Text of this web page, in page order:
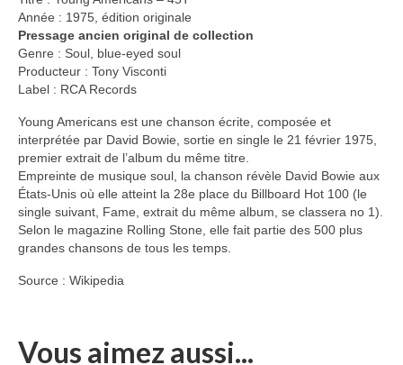
Année : 1975, édition originale
Pressage ancien original de collection
Genre : Soul, blue-eyed soul
Producteur : Tony Visconti
Label : RCA Records
Young Americans est une chanson écrite, composée et
interprétée par David Bowie, sortie en single le 21 février 1975,
premier extrait de l’album du même titre.
Empreinte de musique soul, la chanson révèle David Bowie aux
États-Unis où elle atteint la 28e place du Billboard Hot 100 (le
single suivant, Fame, extrait du même album, se classera no 1).
Selon le magazine Rolling Stone, elle fait partie des 500 plus
grandes chansons de tous les temps.
Source : Wikipedia
Vous aimez aussi...